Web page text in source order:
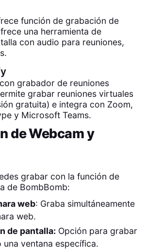
función de grabación de
una herramienta de
con audio para reuniones,
grabador de reuniones
grabar reuniones virtuales
gratuita) e integra con Zoom,
y Microsoft Teams.
de Webcam y
grabar con la función de
de BombBomb:
web: Graba simultáneamente
web.
de pantalla: Opción para grabar
una ventana específica.